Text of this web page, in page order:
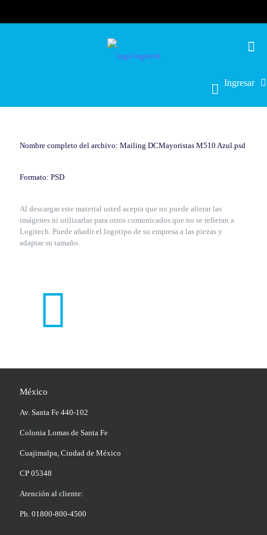
Ingresar
Nombre completo del archivo: Mailing DCMayoristas M510 Azul.psd
Formato: PSD
Al descargar este material usted acepta que no puede alterar las
imágenes ni utilizarlas para otros comunicados que no se refieran a
Logitech. Puede añadir el logotipo de su empresa a las piezas y
adaptar su tamaño.
México
Av. Santa Fe 440-102
Colonia Lomas de Santa Fe
Cuajimalpa, Ciudad de México
CP 05348
Atención al cliente:
Ph. 01800-800-4500